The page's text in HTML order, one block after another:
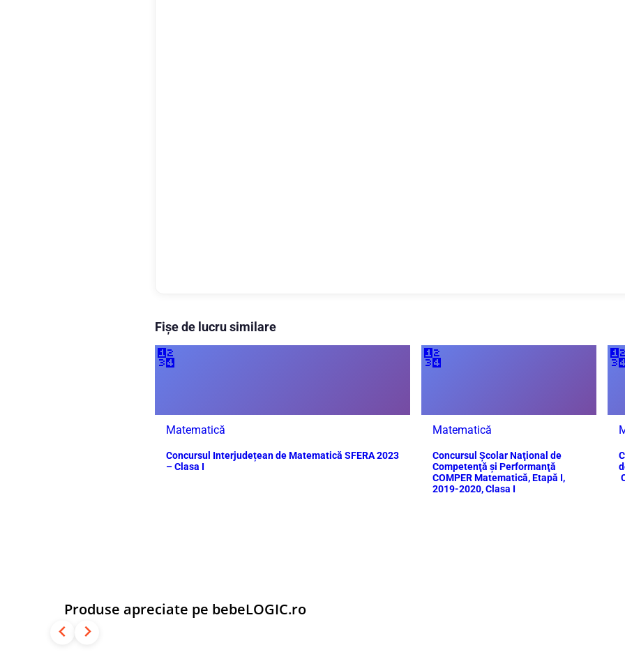
Fișe de lucru similare
🔢
Matematică
Concursul Interjudețean de Matematică SFERA 2023
– Clasa I
🔢
Matematică
Concursul Școlar Naţional de
Competenţă şi Performanţă
COMPER Matematică, Etapă I,
2019-2020, Clasa I
Produse apreciate pe bebeLOGIC.ro